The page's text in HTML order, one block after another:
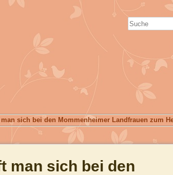
sich bei den Mommenheimer Landfrauen zum
man sich bei den